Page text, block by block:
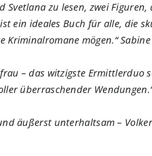
zu lesen, zwei Figuren,
ein ideales Buch für alle, die
mögen.“ Sabine
– das witzigste Ermittlerduo
überraschender
äußerst unterhaltsam –